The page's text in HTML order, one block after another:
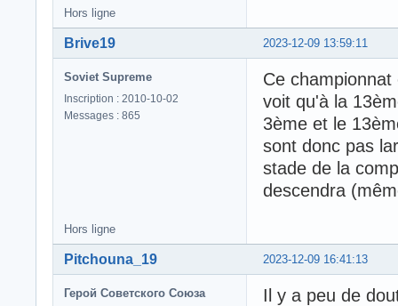
Hors ligne
2023-12-09 13:59:11
Brive19
Soviet Supreme
Inscription : 2010-10-02
Messages : 865
Ce
voit qu'à la
3ème et le
sont donc pas
stade de la
descendra
Hors ligne
2023-12-09 16:41:13
Pitchouna_19
Герой Советского Союза
Il y a peu de